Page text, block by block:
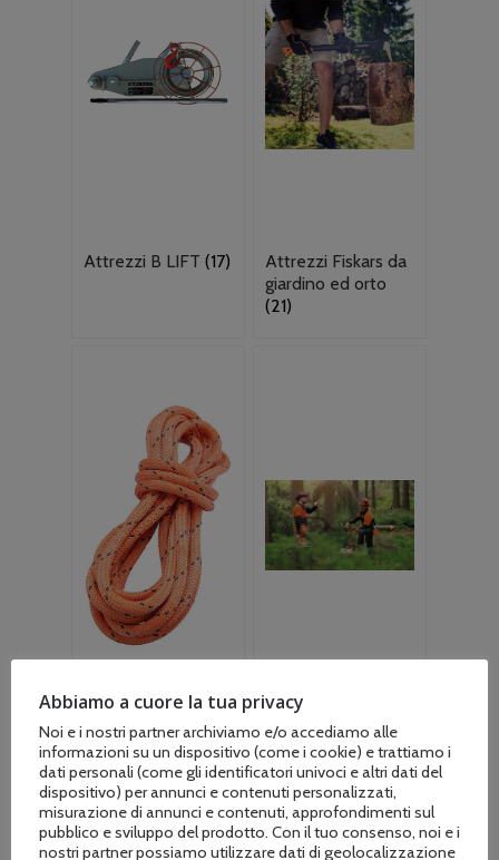
Attrezzi B LIFT (17)
Attrezzi Fiskars da
giardino ed orto
(21)
Attrezzi forestali
marchi vari(29)
Attrezzi Stihl
Abbiamo a cuore la tua privacy
Noi e i nostri partner archiviamo e/o accediamo alle
informazioni su un dispositivo (come i cookie) e trattiamo i
dati personali (come gli identificatori univoci e altri dati del
dispositivo) per annunci e contenuti personalizzati,
misurazione di annunci e contenuti, approfondimenti sul
pubblico e sviluppo del prodotto. Con il tuo consenso, noi e i
nostri partner possiamo utilizzare dati di geolocalizzazione